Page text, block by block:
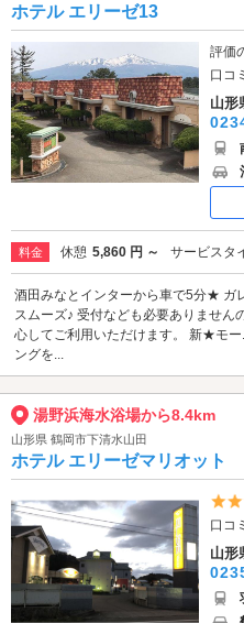
ホテル エリーゼ13
評価
口コ
山形
料金 休憩 5,860 円 ～ サービスタ
酒田みなとインターから車で5分★ ガ
スムーズ♪ 受付なども必要ありませ
心してご利用いただけます。 新★モ
ングを...
湯野浜海水浴場から8.4km
山形県 鶴岡市下清水山田
ホテル エリーゼマリオット
口コ
山形